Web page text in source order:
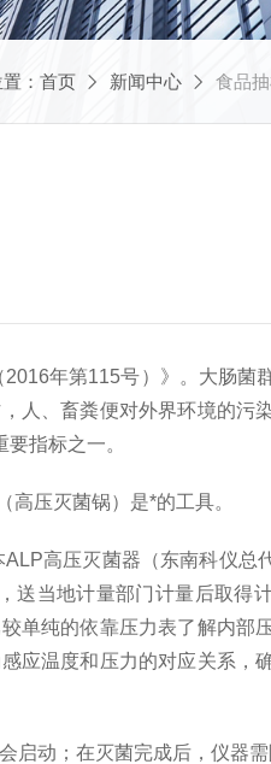
： 首页 新闻中心 食品
年第115号）》。大肠菌
、畜粪便对外界环境的污
指标之一。
压灭菌锅）是*的工具。
高压灭菌器（东南科仪总
当地计量部门计量后取得
纯的依靠压力表了解内部
应温度和压力的对应关系，
动；在灭菌完成后，仪器